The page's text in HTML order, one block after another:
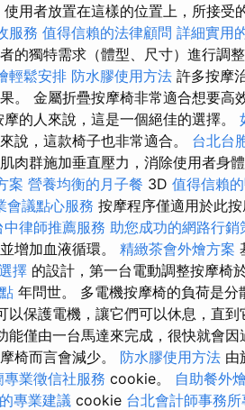
用者放置在這樣的位置上，所接受
服務 值得信賴的法律顧問 詳細實用
的獨特需求（體型、尺寸）進行調整
輕鬆安排 防水膠使用方法 許多按摩
。 金屬折疊按摩椅非常適合想要高
的人來說，這是一個絕佳的選擇。
說，這款椅子也非常適合。 台北台
肉群施加垂直壓力，消除使用者身
案 營養均衡的月子餐 3D 值得信賴
會議點心服務 按摩程序僅適用於此
中律師推薦服務 助您成功的網路行銷
增加血液循環。 精緻茶會外燴方案
擇 的設計，第一台電動調整按摩椅
年問世。 多電機按摩椅的負荷是分
以保護電機，讓它們可以休息，直
能僅由一台馬達來完成，很快就會
椅而言會減少。 防水膠使用方法 由
專業徵信社服務 cookie。 自助餐外
專業建議 cookie 台北會計師事務